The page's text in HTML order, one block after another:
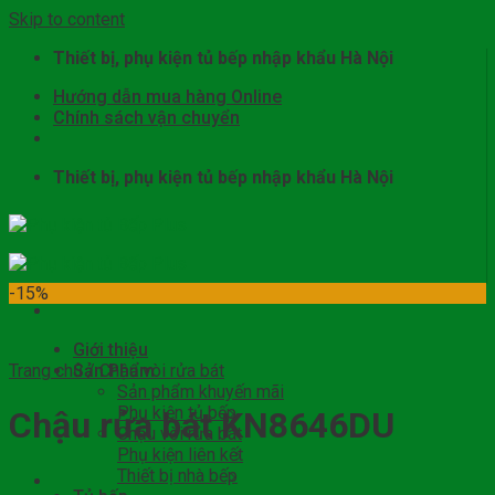
Skip to content
Thiết bị, phụ kiện tủ bếp nhập khẩu Hà Nội
Hướng dẫn mua hàng Online
Chính sách vận chuyển
Thiết bị, phụ kiện tủ bếp nhập khẩu Hà Nội
Giới thiệu
Sản Phẩm
Sản phẩm khuyến mãi
Phụ kiện tủ bếp
Chậu vòi rửa bát
Phụ kiện liên kết
Thiết bị nhà bếp
-15%
Trang chủ / Chậu vòi rửa bát
Chậu rửa bát KN8646DU